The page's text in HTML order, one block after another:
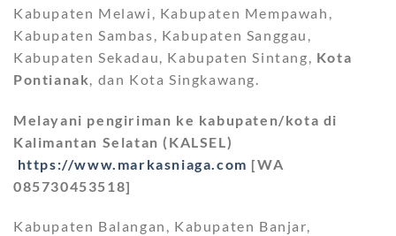
Kabupaten Melawi, Kabupaten Mempawah,
Kabupaten Sambas, Kabupaten Sanggau,
Kabupaten Sekadau, Kabupaten Sintang, Kota
Pontianak, dan Kota Singkawang.
Melayani pengiriman ke kabupaten/kota di
Kalimantan Selatan (KALSEL)
https://www.markasniaga.com [WA
085730453518]
Kabupaten Balangan, Kabupaten Banjar,